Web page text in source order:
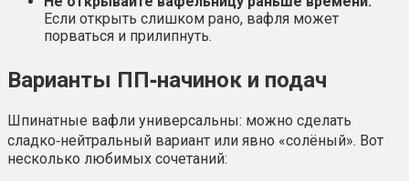
Если открыть слишком рано, вафля может
порваться и прилипнуть.
Варианты ПП‑начинок и подач
Шпинатные вафли универсальны: можно сделать
сладко‑нейтральный вариант или явно «солёный». Вот
несколько любимых сочетаний: